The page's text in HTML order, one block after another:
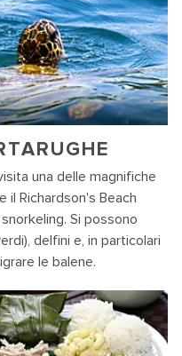
una delle magnifiche
il Richardson's Beach
Si possono
delfini e, in particolari
le balene.